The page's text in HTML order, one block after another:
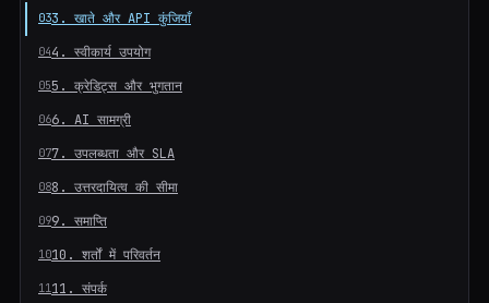
3. खाते और API कुंजियाँ
4. स्वीकार्य उपयोग
5. क्रेडिट्स और भुगतान
6. AI सामग्री
7. उपलब्धता और SLA
8. उत्तरदायित्व की सीमा
9. समाप्ति
10. शर्तों में परिवर्तन
11. संपर्क